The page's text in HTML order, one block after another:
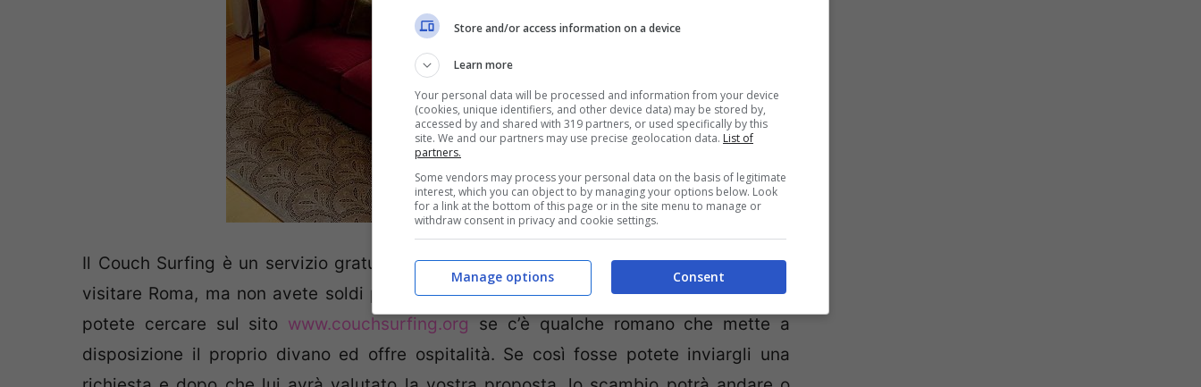
Il Couch Surfing è un servizio gratuito di scambio di ospitalità. Se ad esempio volete
visitare Roma, ma non avete soldi per l’albergo e siete persone aperte ed estroverse,
potete cercare sul sito www.couchsurfing.org se c’è qualche romano che mette a
disposizione il proprio divano ed offre ospitalità. Se così fosse potete inviargli una
Store and/or access information on a device
Learn more
Your personal data will be processed and information from your device
(cookies, unique identifiers, and other device data) may be stored by,
accessed by and shared with 319 partners, or used specifically by this
site. We and our partners may use precise geolocation data. List of
partners.
Some vendors may process your personal data on the basis of legitimate
interest, which you can object to by managing your options below. Look
for a link at the bottom of this page or in the site menu to manage or
withdraw consent in privacy and cookie settings.
Consent
Manage options